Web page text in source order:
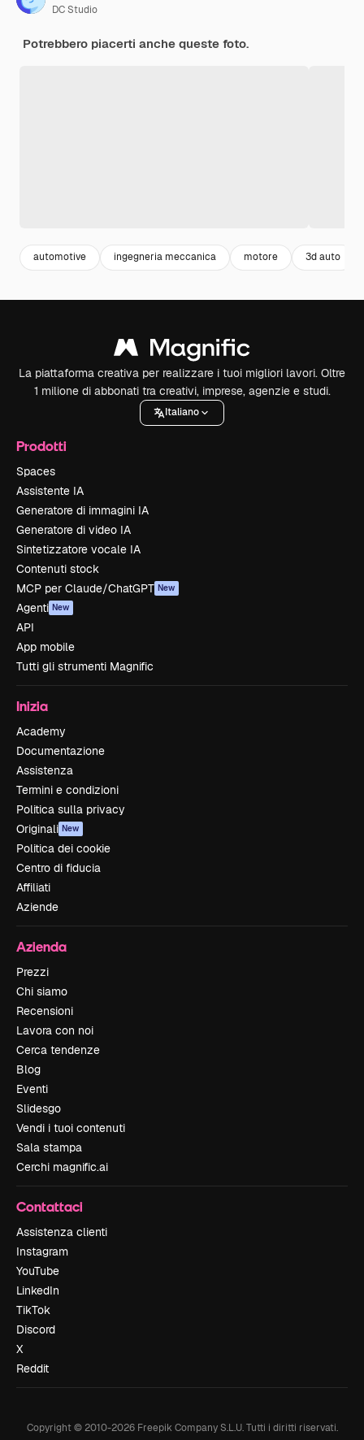
DC Studio
Potrebbero piacerti anche queste foto.
automotive ingegneria meccanica motore 3d auto
La piattaforma creativa per realizzare i tuoi migliori lavori. Oltre
1 milione di abbonati tra creativi, imprese, agenzie e studi.
Italiano
Prodotti
Spaces
Assistente IA
Generatore di immagini IA
Generatore di video IA
Sintetizzatore vocale IA
Contenuti stock
MCP per Claude/ChatGPT New
Agenti New
API
App mobile
Tutti gli strumenti Magnific
Inizia
Academy
Documentazione
Assistenza
Termini e condizioni
Politica sulla privacy
Originali New
Politica dei cookie
Centro di fiducia
Affiliati
Aziende
Azienda
Prezzi
Chi siamo
Recensioni
Lavora con noi
Cerca tendenze
Blog
Eventi
Slidesgo
Vendi i tuoi contenuti
Sala stampa
Cerchi magnific.ai
Contattaci
Assistenza clienti
Instagram
YouTube
LinkedIn
TikTok
Discord
X
Reddit
Copyright © 2010-2026Freepik Company S.L.U. Tutti i diritti riservati.